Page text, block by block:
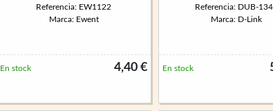
Referencia: EW1122
Marca: Ewent
4,40 €
En stock
Referencia: DUB-
Marca: D-Link
En stock